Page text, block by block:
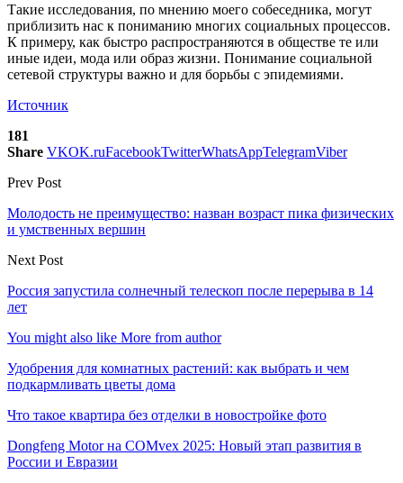
Такие исследования, по мнению моего собеседника, могут
приблизить нас к пониманию многих социальных процессов.
К примеру, как быстро распространяются в обществе те или
иные идеи, мода или образ жизни. Понимание социальной
сетевой структуры важно и для борьбы с эпидемиями.
Источник
181
Share VKOK.ruFacebookTwitterWhatsAppTelegramViber
Prev Post
Молодость не преимущество: назван возраст пика физических
и умственных вершин
Next Post
Россия запустила солнечный телескоп после перерыва в 14
лет
You might also like More from author
Удобрения для комнатных растений: как выбрать и чем
подкармливать цветы дома
Что такое квартира без отделки в новостройке фото
Dongfeng Motor на COMvex 2025: Новый этап развития в
России и Евразии